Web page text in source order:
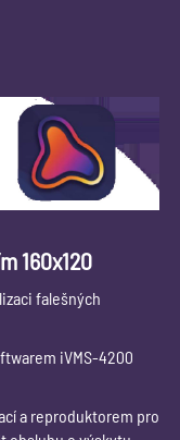
160x120
falešných
iVMS-4200
a reproduktorem pro